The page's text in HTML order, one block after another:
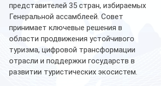
представителей 35 стран, избираемых
Генеральной ассамблеей. Совет
принимает ключевые решения в
области продвижения устойчивого
туризма, цифровой трансформации
отрасли и поддержки государств в
развитии туристических экосистем.